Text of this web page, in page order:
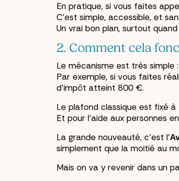
En pratique, si vous faites
C'est simple, accessible, et
Un vrai bon plan, surtout
2. Comment cela
Le mécanisme est très simple
Par exemple, si vous faites
d'impôt atteint 800 €.
Le plafond classique est fixé à
Et pour l'aide aux personnes
La grande nouveauté, c'est l'
simplement que la moitié au
Mais on va y revenir dans un